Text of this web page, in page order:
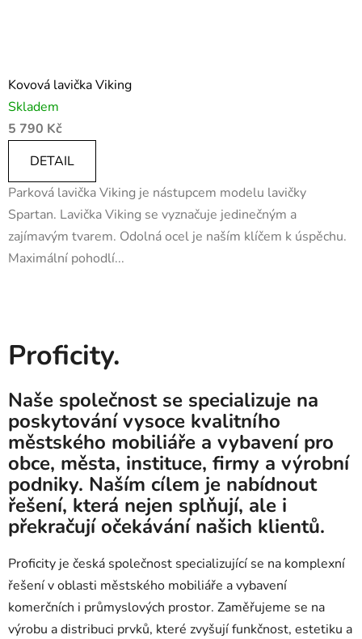
Kovová lavička Viking
Skladem
5 790 Kč
DETAIL
Parková lavička Viking je nástupcem modelu lavičky
Spartan. Lavička Viking se vyznačuje jedinečným a
zajímavým tvarem. Odolná ocel je naším klíčem k úspěchu.
Maximální pohodlí...
Proficity.
Naše společnost se specializuje na
poskytování vysoce kvalitního
městského mobiliáře a vybavení pro
obce, města, instituce, firmy a výrobní
podniky. Naším cílem je nabídnout
řešení, která nejen splňují, ale i
překračují očekávání našich klientů.
Proficity je česká společnost specializující se na komplexní
řešení v oblasti městského mobiliáře a vybavení
komerčních i průmyslových prostor. Zaměřujeme se na
výrobu a distribuci prvků, které zvyšují funkčnost, estetiku a